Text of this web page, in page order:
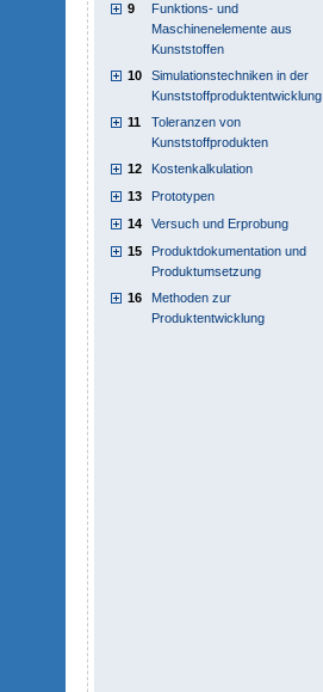
9
Funktions- und
Maschinenelemente aus
Kunststoffen
10
Simulationstechniken in der
Kunststoffproduktentwicklung
11
Toleranzen von
Kunststoffprodukten
12 Kostenkalkulation
13 Prototypen
14 Versuch und Erprobung
15
Produktdokumentation und
Produktumsetzung
16
Methoden zur
Produktentwicklung